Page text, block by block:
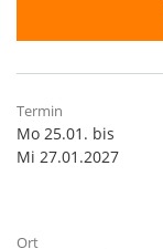
Mo 25.01. bis
Mi 27.01.2027